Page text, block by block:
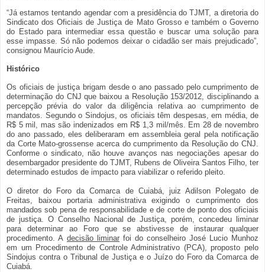
“Já estamos tentando agendar com a presidência do TJMT, a diretoria do
Sindicato dos Oficiais de Justiça de Mato Grosso e também o Governo
do Estado para intermediar essa questão e buscar uma solução para
esse impasse. Só não podemos deixar o cidadão ser mais prejudicado”,
consignou Maurício Aude.
Histórico
Os oficiais de justiça brigam desde o ano passado pelo cumprimento de
determinação do CNJ que baixou a Resolução 153/2012, disciplinando a
percepção prévia do valor da diligência relativa ao cumprimento de
mandatos. Segundo o Sindojus, os oficiais têm despesas, em média, de
R$ 5 mil, mas são indenizados em R$ 1,3 mil/mês. Em 28 de novembro
do ano passado, eles deliberaram em assembleia geral pela notificação
da Corte Mato-grossense acerca do cumprimento da Resolução do CNJ.
Conforme o sindicato, não houve avanços nas negociações apesar do
desembargador presidente do TJMT, Rubens de Oliveira Santos Filho, ter
determinado estudos de impacto para viabilizar o referido pleito.
O diretor do Foro da Comarca de Cuiabá, juiz Adilson Polegato de
Freitas, baixou portaria administrativa exigindo o cumprimento dos
mandados sob pena de responsabilidade e de corte de ponto dos oficiais
de justiça. O Conselho Nacional de Justiça, porém, concedeu liminar
para determinar ao Foro que se abstivesse de instaurar qualquer
procedimento. A decisão liminar foi do conselheiro José Lucio Munhoz
em um Procedimento de Controle Administrativo (PCA), proposto pelo
Sindojus contra o Tribunal de Justiça e o Juízo do Foro da Comarca de
Cuiabá.